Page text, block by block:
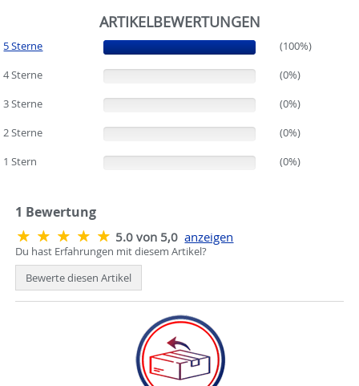
ARTIKELBEWERTUNGEN
5 Sterne (100%)
(100%)
4 Sterne
(0%)
3 Sterne
(0%)
2 Sterne
(0%)
1 Stern
(0%)
1 Bewertung
5.0 von 5,0 anzeigen
Du hast Erfahrungen mit diesem Artikel?
Bewerte diesen Artikel